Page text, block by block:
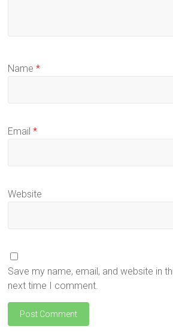
Name*
Email*
Website
Save my name, email, and website in
next time I comment.